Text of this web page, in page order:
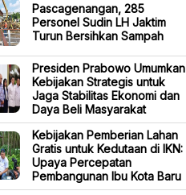
Pascagenangan, 285
Personel Sudin LH Jaktim
Turun Bersihkan Sampah
Presiden Prabowo Umumkan
Kebijakan Strategis untuk
Jaga Stabilitas Ekonomi dan
Daya Beli Masyarakat
Kebijakan Pemberian Lahan
Gratis untuk Kedutaan di IKN:
Upaya Percepatan
Pembangunan Ibu Kota Baru